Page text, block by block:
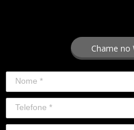
Chame no